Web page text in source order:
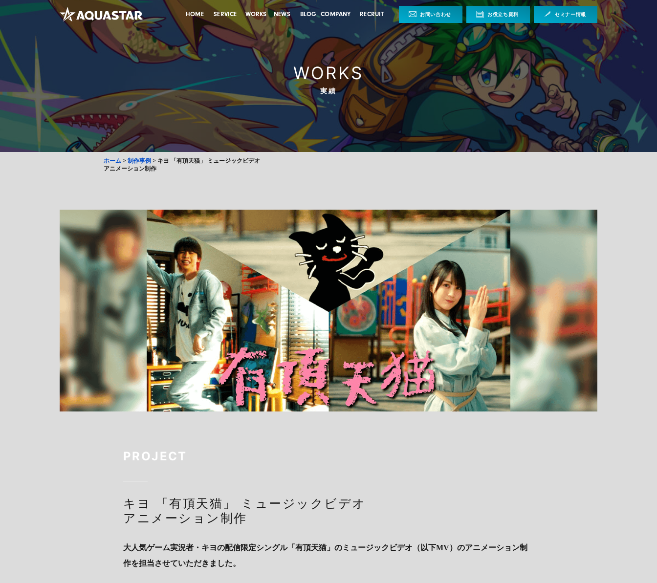
HOME SERVICE WORKS NEWS BLOG COMPANY RECRUIT お問い合わせ お役立ち資料 セミナー情報
WORKS
実績
ホーム > 制作事例 > キヨ 「有頂天猫」 ミュージックビデオ
アニメーション制作
PROJECT
キヨ 「有頂天猫」 ミュージックビデオ
アニメーション制作
大人気ゲーム実況者・キヨの配信限定シングル「有頂天猫」のミュージックビデオ（以下MV）のアニメーション制
作を担当させていただきました。